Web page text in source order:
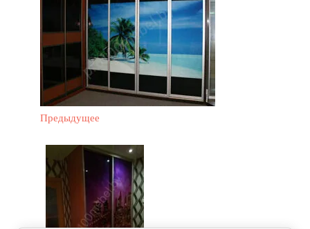
Предыдущее